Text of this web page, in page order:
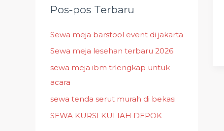
u
t
u
k
:
Pos-pos Terbaru
Sewa meja barstool event di jakarta
Sewa meja lesehan terbaru 2026
sewa meja ibm trlengkap untuk
acara
sewa tenda serut murah di bekasi
SEWA KURSI KULIAH DEPOK